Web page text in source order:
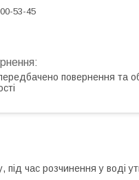
53-45
повернення та
під час розчинення у воді